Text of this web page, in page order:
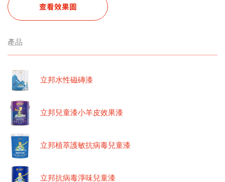
查看效果圖
產品
立邦水性磁磚漆
立邦兒童漆小羊皮效果漆
立邦植萃護敏抗病毒兒童漆
立邦抗病毒淨味兒童漆